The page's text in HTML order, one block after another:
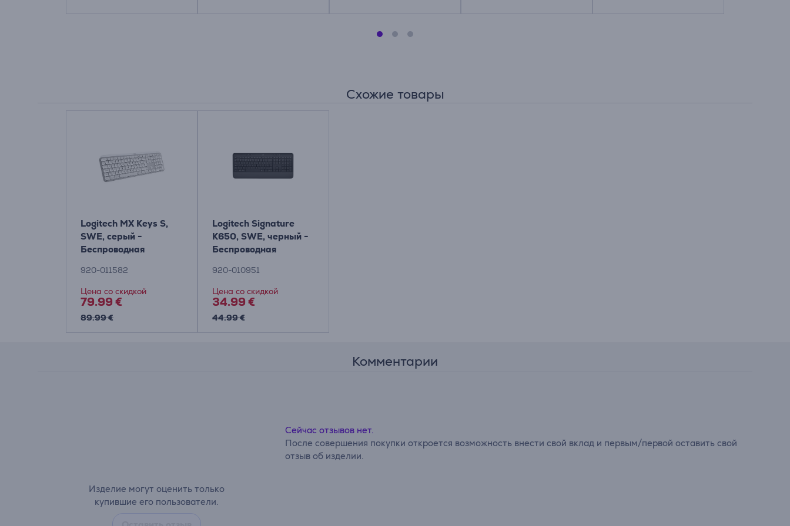
Схожие товары
Logitech MX Keys S,
SWE, серый -
Беспроводная
920-011582
Цена со скидкой
79.99 €
89.99 €
Logitech Signature
K650, SWE, черный -
Беспроводная
920-010951
Цена со скидкой
34.99 €
44.99 €
Комментарии
Изделие могут оценить только
купившие его пользователи.
Сейчас отзывов нет.
После совершения покупки откроется возможность внести свой вклад и первым/первой оставить свой
отзыв об изделии.